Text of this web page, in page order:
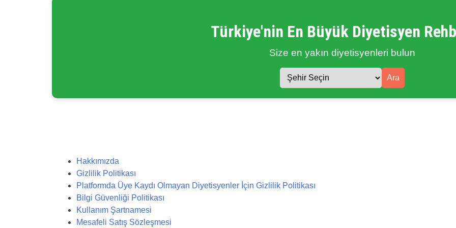
Türkiye'nin En Büyük Diyetisyen
Size en yakın diyetisyenleri bulun
Ara
Hakkımızda
Gizlilik Politikası
Platformda Üye Kaydı Olmayan Diyetisyenler İçin Gizlilik Politikası
Bilgi Güvenliği Politikası
Kullanım Şartnamesi
Mesafeli Satış Sözleşmesi